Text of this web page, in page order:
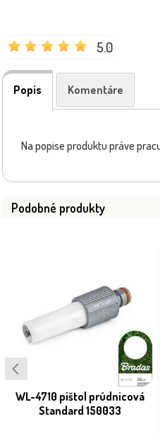
5.0
Popis Komentáre
Na popise produktu práve
Podobné produkty
WL-4710 pištol prúdnicová
Standard 150033